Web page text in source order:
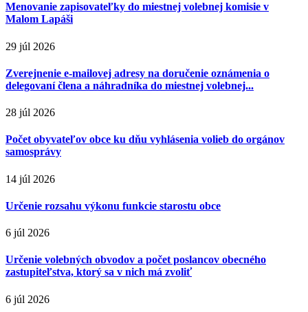
Menovanie zapisovateľky do miestnej volebnej komisie v
Malom Lapáši
29 júl 2026
Zverejnenie e-mailovej adresy na doručenie oznámenia o
delegovaní člena a náhradníka do miestnej volebnej...
28 júl 2026
Počet obyvateľov obce ku dňu vyhlásenia volieb do orgánov
samosprávy
14 júl 2026
Určenie rozsahu výkonu funkcie starostu obce
6 júl 2026
Určenie volebných obvodov a počet poslancov obecného
zastupiteľstva, ktorý sa v nich má zvoliť
6 júl 2026